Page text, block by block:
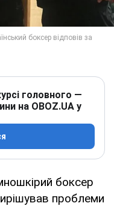
головного —
на OBOZ.UA у
боксер
проблеми